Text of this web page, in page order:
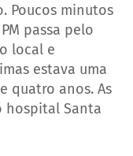
Poucos minutos
passa pelo
local e
estava uma
quatro anos. As
hospital Santa